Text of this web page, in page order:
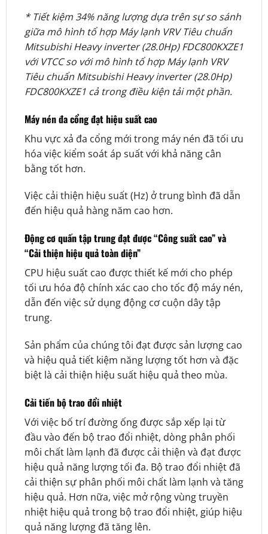
* Tiết kiệm 34% năng lượng dựa trên sự so sánh
giữa mô hình tổ hợp Máy lạnh VRV Tiêu chuẩn
Mitsubishi Heavy inverter (28.0Hp) FDC800KXZE1
với VTCC so với mô hình tổ hợp Máy lạnh VRV
Tiêu chuẩn Mitsubishi Heavy inverter (28.0Hp)
FDC800KXZE1 cả trong điều kiện tải một phần.
Máy nén đa cổng đạt hiệu suất cao
Khu vực xả đa cổng mới trong máy nén đã tối ưu
hóa việc kiểm soát áp suất với khả năng cân
bằng tốt hơn.
Việc cải thiện hiệu suất (Hz) ở trung bình đã dẫn
đến hiệu quả hàng năm cao hơn.
Động cơ quấn tập trung đạt được “Công suất cao” và
“Cải thiện hiệu quả toàn diện”
CPU hiệu suất cao được thiết kế mới cho phép
tối ưu hóa độ chính xác cao cho tốc độ máy nén,
dẫn đến việc sử dụng động cơ cuộn dây tập
trung.
Sản phẩm của chúng tôi đạt được sản lượng cao
và hiệu quả tiết kiệm năng lượng tốt hơn và đặc
biệt là cải thiện hiệu suất hiệu quả theo mùa.
Cải tiến bộ trao đổi nhiệt
Với việc bố trí đường ống được sắp xếp lại từ
đầu vào đến bộ trao đổi nhiệt, dòng phân phối
môi chất làm lạnh đã được cải thiện và đạt được
hiệu quả năng lượng tối đa. Bộ trao đổi nhiệt đã
cải thiện sự phân phối môi chất làm lạnh và tăng
hiệu quả. Hơn nữa, việc mở rộng vùng truyền
nhiệt hiệu quả trong bộ trao đổi nhiệt, giúp hiệu
quả năng lượng đã tăng lên.